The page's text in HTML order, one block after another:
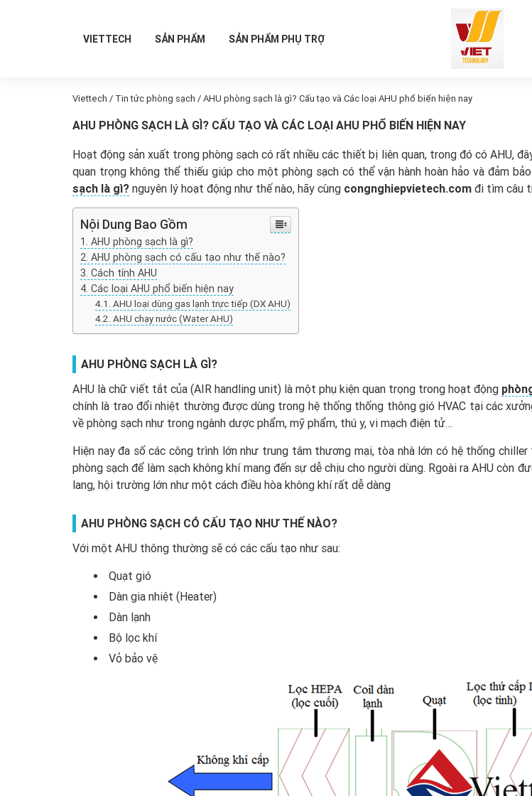
VIETTECH SẢN PHẨM SẢN PHẨM PHỤ TRỢ
Viettech / Tin tức phòng sạch /AHU phòng sạch là gì? Cấu tạo và Các loại AHU phổ biến hiện nay
AHU PHÒNG SẠCH LÀ GÌ? CẤU TẠO VÀ CÁC LOẠI AHU PHỔ BIẾN HIỆN NAY
Hoạt động sản xuất trong phòng sạch có rất nhiều các thiết bị liên quan, trong đó có AHU,
quan trọng không thể thiếu giúp cho một phòng sạch có thể vận hành hoàn hảo và đảm
sạch là gì? nguyên lý hoạt động như thế nào, hãy cùng congnghiepvietech.com đi tìm câu
Nội Dung Bao Gồm
AHU phòng sạch là gì?
AHU phòng sạch có cấu tạo như thế nào?
Cách tính AHU
Các loại AHU phổ biến hiện nay
AHU loại dùng gas lạnh trực tiếp (DX AHU)
AHU chạy nước (Water AHU)
AHU PHÒNG SẠCH LÀ GÌ?
AHU là chữ viết tắt của (AIR handling unit) là một phụ kiện quan trọng trong hoạt động
chính là trao đổi nhiệt thường được dùng trong hệ thống thống thông gió HVAC tại các
về phòng sạch như trong ngành dược phẩm, mỹ phẩm, thú y, vi mạch điện tử…
Hiện nay đa số các công trình lớn như trung tâm thương mại, tòa nhà lớn có hệ thống
phòng sạch để làm sạch không khí mang đến sự dễ chịu cho người dùng. Rgoài ra AHU còn
lang, hội trường lớn như một cách điều hòa không khí rất dễ dàng
AHU PHÒNG SẠCH CÓ CẤU TẠO NHƯ THẾ NÀO?
Với một AHU thông thường sẽ có các cấu tạo như sau:
Quạt gió
Dàn gia nhiệt (Heater)
Dàn lạnh
Bộ lọc khí
Vỏ bảo vệ